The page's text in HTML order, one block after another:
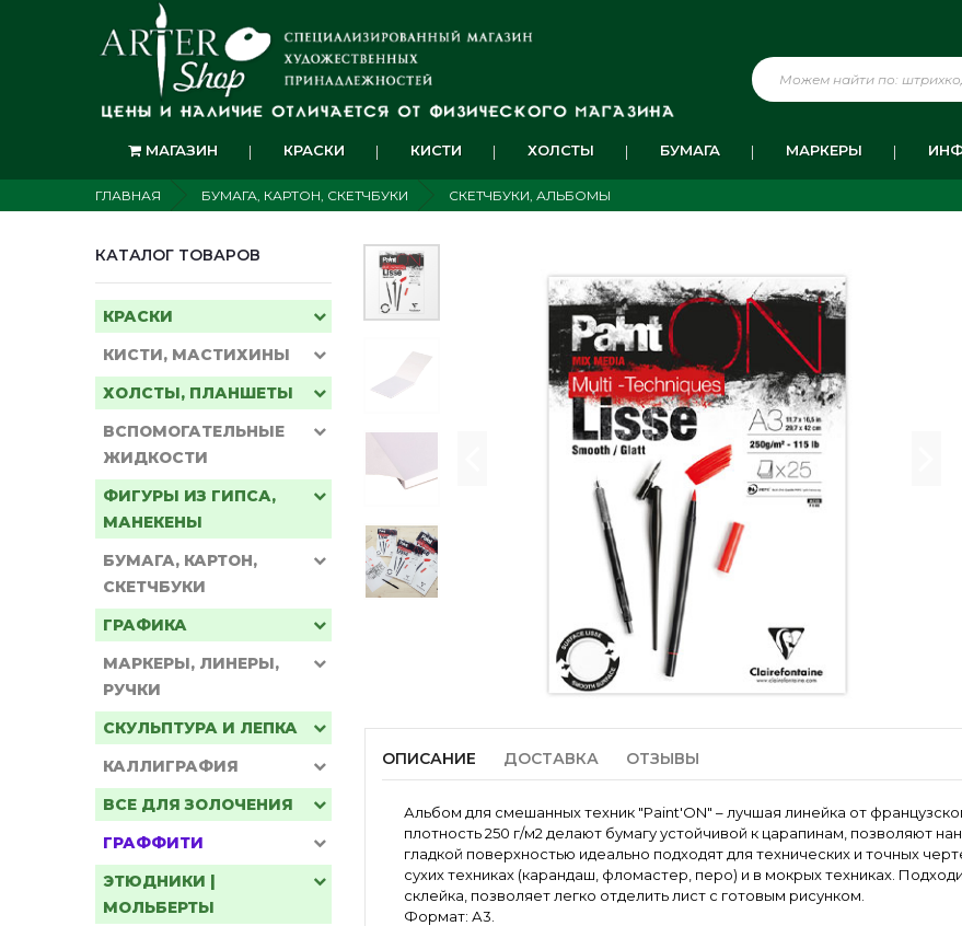
МАГАЗИН КРАСКИ КИСТИ ХОЛСТЫ БУМАГА МАРКЕРЫ
ГЛАВНАЯ БУМАГА, КАРТОН, СКЕТЧБУКИ СКЕТЧБУКИ, АЛЬБОМЫ
КАТАЛОГ ТОВАРОВ
КРАСКИ
КИСТИ, МАСТИХИНЫ
ХОЛСТЫ, ПЛАНШЕТЫ
ВСПОМОГАТЕЛЬНЫЕ
ЖИДКОСТИ
ФИГУРЫ ИЗ ГИПСА,
МАНЕКЕНЫ
БУМАГА, КАРТОН,
СКЕТЧБУКИ
ГРАФИКА
МАРКЕРЫ, ЛИНЕРЫ,
РУЧКИ
СКУЛЬПТУРА И ЛЕПКА
КАЛЛИГРАФИЯ
ВСЕ ДЛЯ ЗОЛОЧЕНИЯ
ГРАФФИТИ
ЭТЮДНИКИ |
МОЛЬБЕРТЫ
ОПИСАНИЕ ДОСТАВКА ОТЗЫВЫ
Альбом для смешанных техник "Paint'ON" – лучшая линейка от
плотность 250 г/м2 делают бумагу устойчивой к царапинам, позволяют
гладкой поверхностью идеально подходят для технических и точных
сухих техниках (карандаш, фломастер, перо) и в мокрых техниках.
склейка, позволяет легко отделить лист с готовым рисунком.
Формат: А3.